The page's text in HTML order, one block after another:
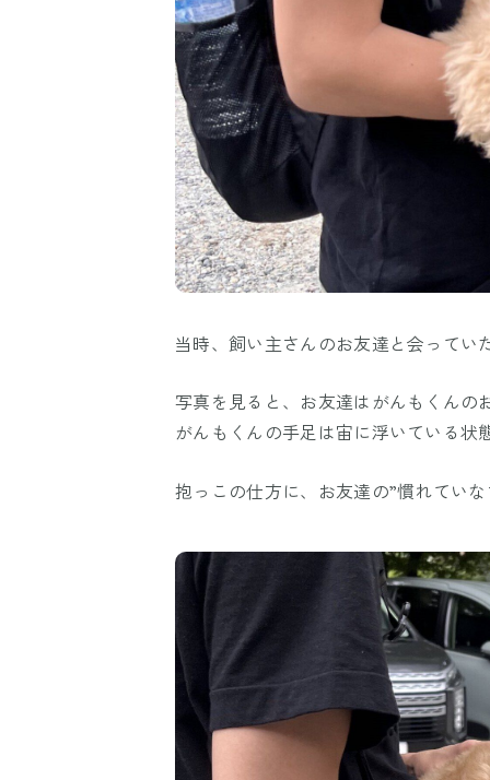
当時、飼い主さんのお友達と会ってい
写真を見ると、お友達はがんもくん
がんもくんの手足は宙に浮いている状
抱っこの仕方に、お友達の”慣れてい